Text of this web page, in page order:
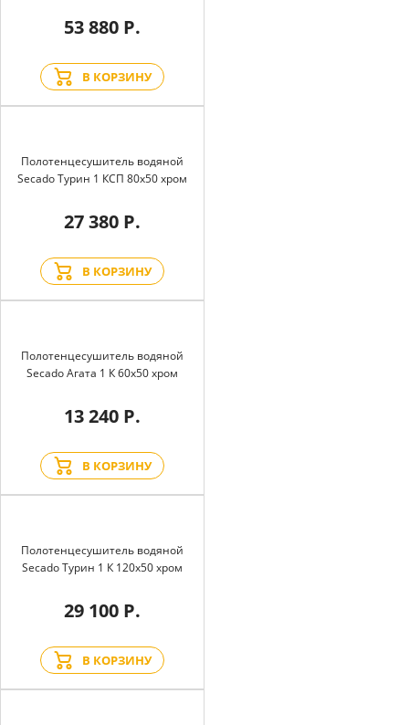
53 880 Р.
В КОРЗИНУ
Полотенцесушитель водяной
Secado Турин 1 КСП 80x50 хром
27 380 Р.
В КОРЗИНУ
Полотенцесушитель водяной
Secado Агата 1 К 60x50 хром
13 240 Р.
В КОРЗИНУ
Полотенцесушитель водяной
Secado Турин 1 К 120x50 хром
29 100 Р.
В КОРЗИНУ